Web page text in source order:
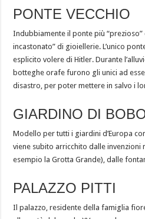
PONTE VECCHIO
Indubbiamente il ponte più “prezioso”
incastonato” di gioiellerie. L’unico
esplicito volere di Hitler. Durante
botteghe orafe furono gli unici ad
disastro, per poter mettere in salvo i
GIARDINO DI
Modello per tutti i giardini d’Europa
viene subito arricchito dalle invenzioni
esempio la Grotta Grande), dalle
PALAZZO PITTI
Il palazzo, residente della famiglia